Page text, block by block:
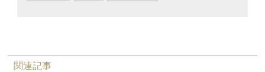
関連記事